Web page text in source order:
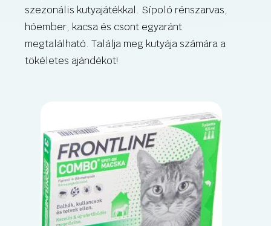
szezonális kutyajátékkal. Sípoló rénszarvas,
hóember, kacsa és csont egyaránt
megtalálható. Találja meg kutyája számára a
tökéletes ajándékot!